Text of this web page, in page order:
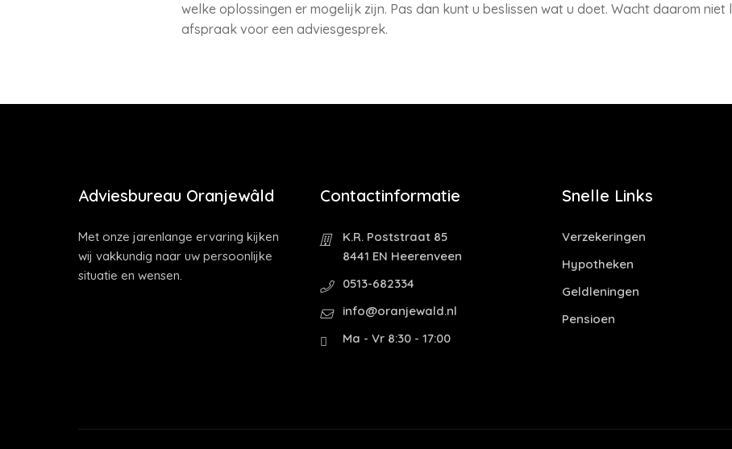
welke oplossingen er mogelijk zijn. Pas dan kunt u beslissen wat u doet. Wacht daarom niet
afspraak voor een adviesgesprek.
Adviesbureau Oranjewâld
Met onze jarenlange ervaring kijken
wij vakkundig naar uw persoonlijke
situatie en wensen.
Contactinformatie
K.R. Poststraat 85
8441 EN Heerenveen
0513-682334
info@oranjewald.nl
Ma - Vr 8:30 - 17:00
Snelle Links
Verzekeringen
Hypotheken
Geldleningen
Pensioen